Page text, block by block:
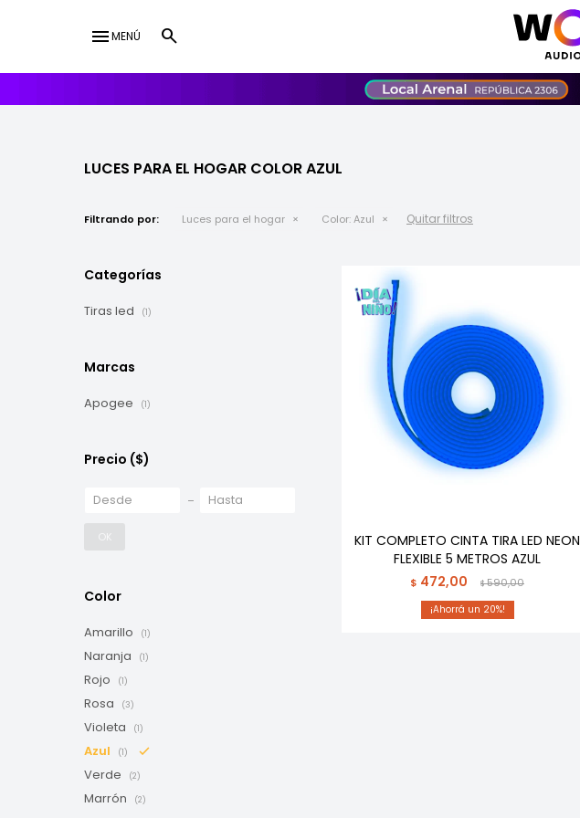
menuMENÚ
LUCES PARA EL HOGAR COLOR AZUL
Filtrando por: Luces para el hogar Color:Azul Quitar filtros
KIT COMPLETO CINTA TIRA LED NEON
FLEXIBLE 5 METROS AZUL
$ 472,00 $590,00
20
Categorías
Tiras led (1)
Marcas
Apogee (1)
Precio ($)
OK
Color
Amarillo (1)
Naranja (1)
Rojo (1)
Rosa (3)
Violeta (1)
Azul (1)
Verde (2)
Marrón (2)